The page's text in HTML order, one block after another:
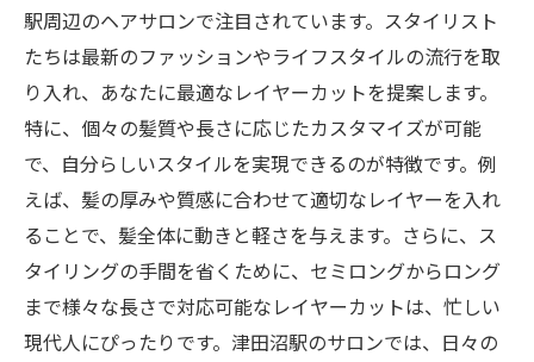
駅周辺のヘアサロンで注目されています。スタイリスト
たちは最新のファッションやライフスタイルの流行を取
り入れ、あなたに最適なレイヤーカットを提案します。
特に、個々の髪質や長さに応じたカスタマイズが可能
で、自分らしいスタイルを実現できるのが特徴です。例
えば、髪の厚みや質感に合わせて適切なレイヤーを入れ
ることで、髪全体に動きと軽さを与えます。さらに、ス
タイリングの手間を省くために、セミロングからロング
まで様々な長さで対応可能なレイヤーカットは、忙しい
現代人にぴったりです。津田沼駅のサロンでは、日々の